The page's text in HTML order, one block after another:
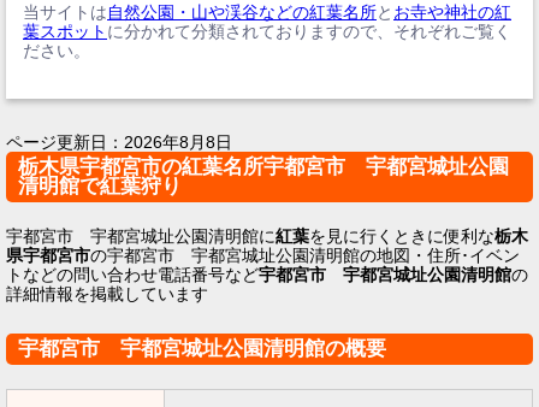
当サイトは自然公園・山や渓谷などの紅葉名所と お寺や神社の紅
葉スポット に分かれて分類されておりますので、それぞれご覧く
ださい。
ページ更新日： 2026年8月8日
栃木県宇都宮市の紅葉名所宇都宮市 宇都宮城址公園
清明館で紅葉狩り
宇都宮市 宇都宮城址公園清明館に紅葉を見に行くときに便利な栃木
県宇都宮市の宇都宮市 宇都宮城址公園清明館の地図・住所･イベン
トなどの問い合わせ電話番号など宇都宮市 宇都宮城址公園清明館の
詳細情報を掲載しています
宇都宮市 宇都宮城址公園清明館の概要